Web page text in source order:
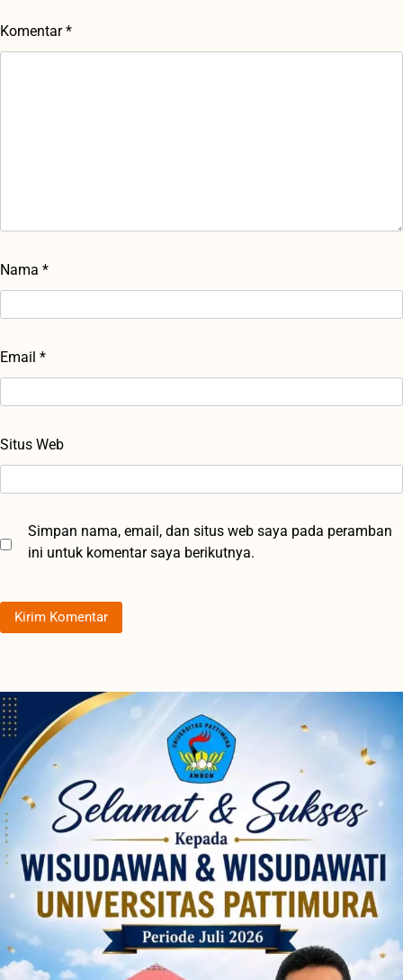
Komentar*
Nama *
Email *
Situs Web
Simpan nama, email, dan situs web saya pada peramban
ini untuk komentar saya berikutnya.